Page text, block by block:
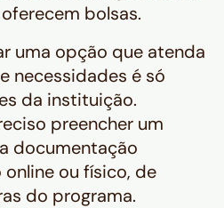
bolsas.
uma opção que atenda
necessidades é só
da instituição.
preencher um
documentação
ou físico, de
do programa.